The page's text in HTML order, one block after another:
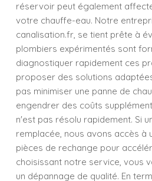
réservoir peut également
votre chauffe-eau. Notre
canalisation.fr, se tient prête à
plombiers expérimentés sont
diagnostiquer rapidement ces
proposer des solutions
pas minimiser une panne de
engendrer des coûts
n'est pas résolu rapidement. Si
remplacée, nous avons accès à
pièces de rechange pour
choisissant notre service, vous
un dépannage de qualité. En